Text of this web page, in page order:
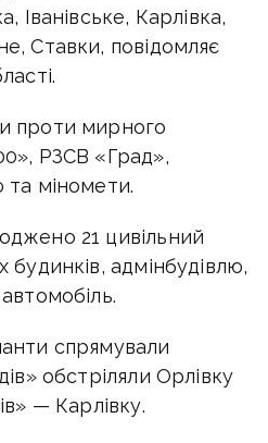
Іванівське, Карлівка,
Ставки, повідомляє
проти мирного
РЗСВ «Град»,
та міномети.
21 цивільний
адмінбудівлю,
спрямували
обстріляли Орлівку
— Карлівку.